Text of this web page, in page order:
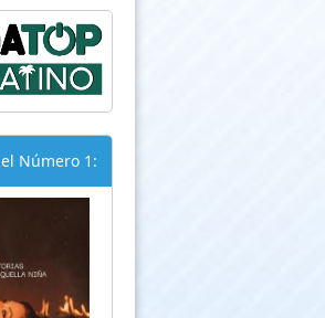
Número 1: